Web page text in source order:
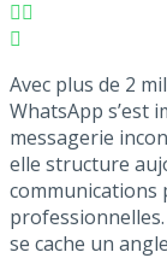
Avec plus de 2
WhatsApp s’est
messagerie
elle structure
communications
se cache un